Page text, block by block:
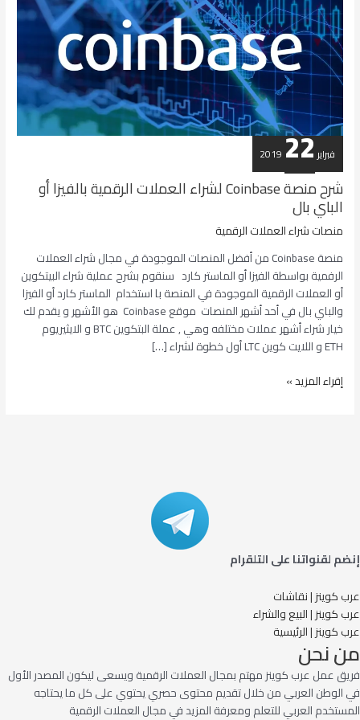
فبراير22
2019
شرح منصة Coinbase لشراء العملات الرقمية بالفيزا أو
الباي بال
منصات شراء العملات الرقمية
منصة Coinbase من أفضل المنصات الموجودة في مجال شراء العملات
الرفمية بواسطة الفيزا أو الماستر كارد سنقوم بشرح عملية شراء البيتكوين
أو العملات الرقمية الموجودة في المنصة با استخدام الماستر كارد أو الفيزا
والباي بال في أحد أشهر المنصات موقع Coinbase هو الأشهر و يقدم لك
خيار شراء أشهر عملات مختلفه وهي , عملة البتكوين BTC و الايثيريوم
ETH و اللايت كوين LTC أول خطوة لشراء […]
ش
n
a
s
e
ل
ش
ر
ا
إقراء المزيد »
إنضم لقنواتنا على التلقرام
عرب كوينز | نقاشات
عرب كوينز | البيع والشراء
عرب كوينز | الرئيسية
من نحن
فريق عمل عرب كوينز مهتم بمجال العملات الرقمية ويسعى ليكون المصدر الأول
في الوطن العربي من خلال تقديم محتوى حصري يحتوي على كل ما يحتاجه
المستخدم العربي للتعلم ومعرفة المزيد في مجال العملات الرقمية